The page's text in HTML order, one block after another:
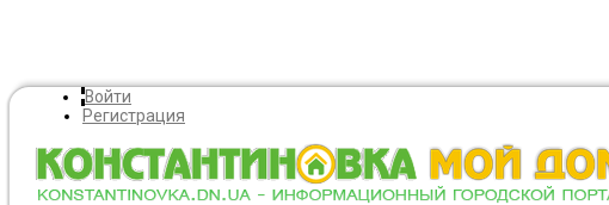
Войти
Регистрация